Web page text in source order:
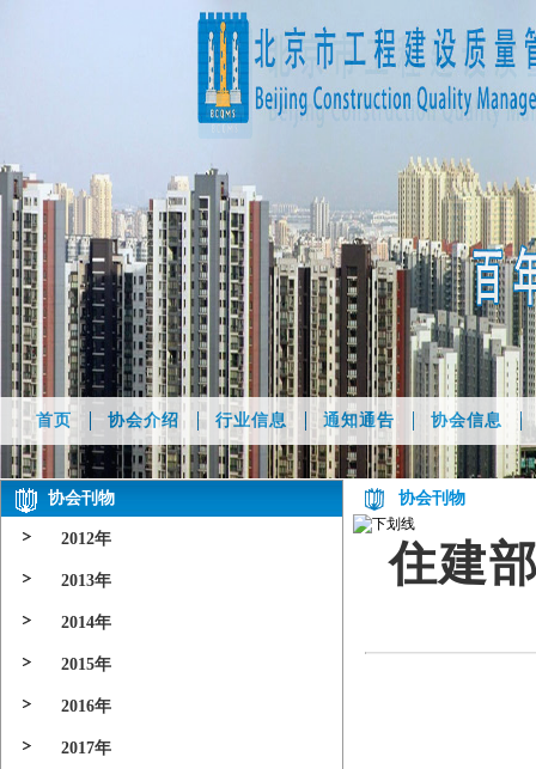
首页 协会介绍 行业信息 通知通告 协会信息
协会刊物
2012年
2013年
2014年
2015年
2016年
2017年
协会刊物
住建